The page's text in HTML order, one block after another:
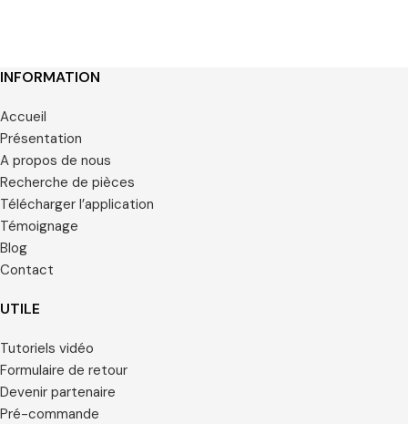
INFORMATION
Accueil
Présentation
A propos de nous
Recherche de pièces
Télécharger l’application
Témoignage
Blog
Contact
UTILE
Tutoriels vidéo
Formulaire de retour
Devenir partenaire
Pré-commande